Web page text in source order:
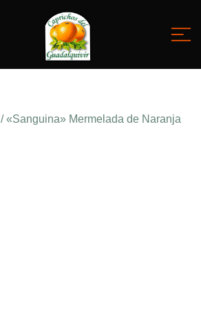
/ «Sanguina» Mermelada de Naranja